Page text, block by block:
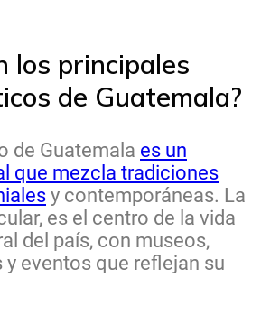
los principales
de Guatemala?
de Guatemala es un
que mezcla tradiciones
y contemporáneas. La
es el centro de la vida
del país, con museos,
y eventos que reflejan su